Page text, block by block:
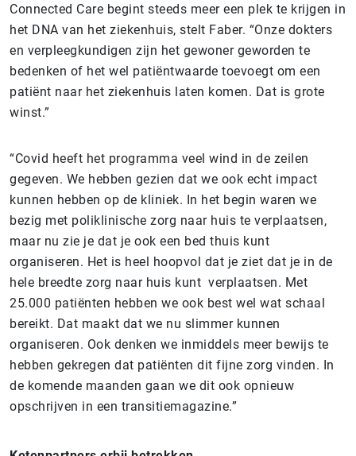
Connected Care begint steeds meer een plek te krijgen in
het DNA van het ziekenhuis, stelt Faber. “Onze dokters
en verpleegkundigen zijn het gewoner geworden te
bedenken of het wel patiëntwaarde toevoegt om een
patiënt naar het ziekenhuis laten komen. Dat is grote
winst.”
“Covid heeft het programma veel wind in de zeilen
gegeven. We hebben gezien dat we ook echt impact
kunnen hebben op de kliniek. In het begin waren we
bezig met poliklinische zorg naar huis te verplaatsen,
maar nu zie je dat je ook een bed thuis kunt
organiseren. Het is heel hoopvol dat je ziet dat je in de
hele breedte zorg naar huis kunt verplaatsen. Met
25.000 patiënten hebben we ook best wel wat schaal
bereikt. Dat maakt dat we nu slimmer kunnen
organiseren. Ook denken we inmiddels meer bewijs te
hebben gekregen dat patiënten dit fijne zorg vinden. In
de komende maanden gaan we dit ook opnieuw
opschrijven in een transitiemagazine.”